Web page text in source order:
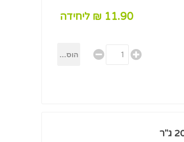
11.90 ₪ ליחידה